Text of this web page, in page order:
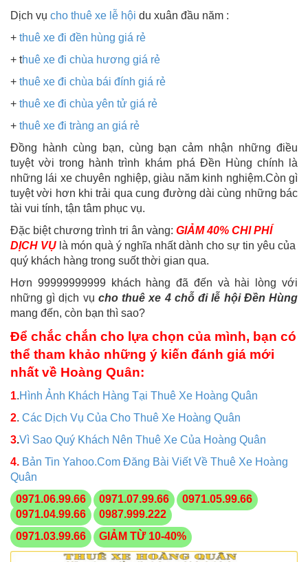
Dịch vụ cho thuê xe lễ hội du xuân đầu năm :
+ thuê xe đi đền hùng giá rẻ
+ thuê xe đi chùa hương giá rẻ
+ thuê xe đi chùa bái đính giá rẻ
+ thuê xe đi chùa yên tử giá rẻ
+ thuê xe đi tràng an giá rẻ
Đồng hành cùng bạn, cùng bạn cảm nhận những điều
tuyệt vời trong hành trình khám phá Đền Hùng chính là
những lái xe chuyên nghiệp, giàu năm kinh nghiệm.Còn gì
tuyệt vời hơn khi trải qua cung đường dài cùng những bác
tài vui tính, tận tâm phục vụ.
Đặc biệt chương trình tri ân vàng: GIẢM 40% CHI PHÍ
DỊCH VỤ là món quà ý nghĩa nhất dành cho sự tin yêu của
quý khách hàng trong suốt thời gian qua.
Hơn 99999999999 khách hàng đã đến và hài lòng với
những gì dịch vụ cho thuê xe 4 chỗ đi lễ hội Đền Hùng
mang đến, còn bạn thì sao?
Để chắc chắn cho lựa chọn của mình, bạn có
thể tham khảo những ý kiến đánh giá mới
nhất về Hoàng Quân:
1.Hình Ảnh Khách Hàng Tại Thuê Xe Hoàng Quân
2. Các Dịch Vụ Của Cho Thuê Xe Hoàng Quân
3.Vì Sao Quý Khách Nên Thuê Xe Của Hoàng Quân
4. Bản Tin Yahoo.Com Đăng Bài Viết Về Thuê Xe Hoàng
Quân
0971.06.99.66
0971.07.99.66
0971.05.99.66
0971.04.99.66
0987.999.222
0971.03.99.66
GIẢM TỪ 10-40%